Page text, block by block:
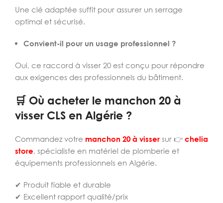
Une clé adaptée suffit pour assurer un serrage
optimal et sécurisé.
Convient-il pour un usage professionnel ?
Oui, ce raccord à visser 20 est conçu pour répondre
aux exigences des professionnels du bâtiment.
🛒 Où acheter le manchon 20 à
visser CLS en Algérie ?
Commandez votre manchon 20 à visser sur 👉 chelia
store, spécialiste en matériel de plomberie et
équipements professionnels en Algérie.
✔ Produit fiable et durable
✔ Excellent rapport qualité/prix